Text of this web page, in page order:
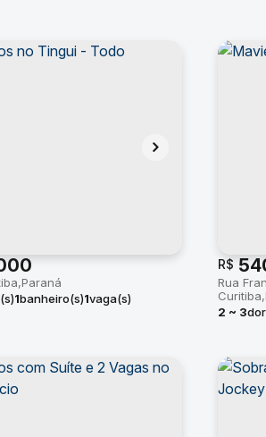
Paraná
1banheiro(s)1vaga(s)
R$
Rua
Curitiba
2 ~ 3